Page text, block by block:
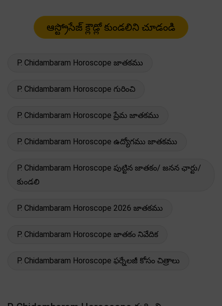
P. Chidambaram Horoscope జాతకము
P. Chidambaram Horoscope గురించి
P. Chidambaram Horoscope ప్రేమ జాతకము
P. Chidambaram Horoscope ఉద్యోగము జాతకము
P. Chidambaram Horoscope పుట్టిన జాతకం/ జనన ఛార్టు/
కుండలి
P. Chidambaram Horoscope 2026 జాతకము
P. Chidambaram Horoscope జాతకం నివేదిక
P. Chidambaram Horoscope ఫర్నేలజీ కోసం చిత్రాలు